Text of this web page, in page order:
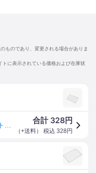
ものであり、変更される場合がありま
に表示されている価格および在庫状
合計 328円
（+送料） 税込 328 円